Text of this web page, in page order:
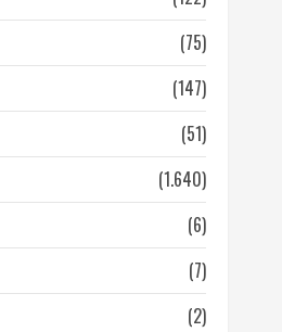
(75)
(147)
(51)
(1.640)
(6)
(7)
(2)